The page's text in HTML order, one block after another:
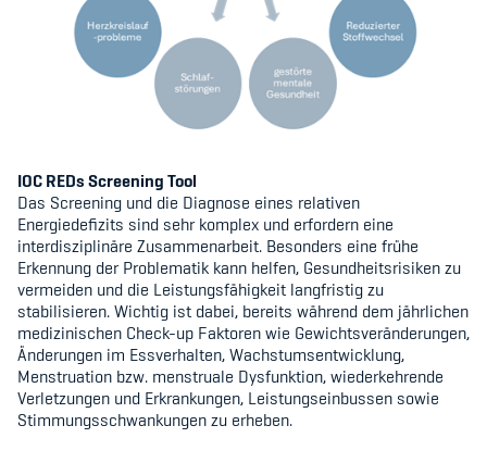
IOC REDs Screening Tool
Das Screening und die Diagnose eines relativen
Energiedefizits sind sehr komplex und erfordern eine
interdisziplinäre Zusammenarbeit. Besonders eine frühe
Erkennung der Problematik kann helfen, Gesundheitsrisiken zu
vermeiden und die Leistungsfähigkeit langfristig zu
stabilisieren. Wichtig ist dabei, bereits während dem jährlichen
medizinischen Check-up Faktoren wie Gewichtsveränderungen,
Änderungen im Essverhalten, Wachstumsentwicklung,
Menstruation bzw. menstruale Dysfunktion, wiederkehrende
Verletzungen und Erkrankungen, Leistungseinbussen sowie
Stimmungsschwankungen zu erheben.